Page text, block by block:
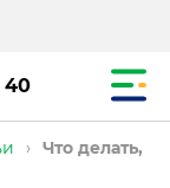
40
›
Что делать,